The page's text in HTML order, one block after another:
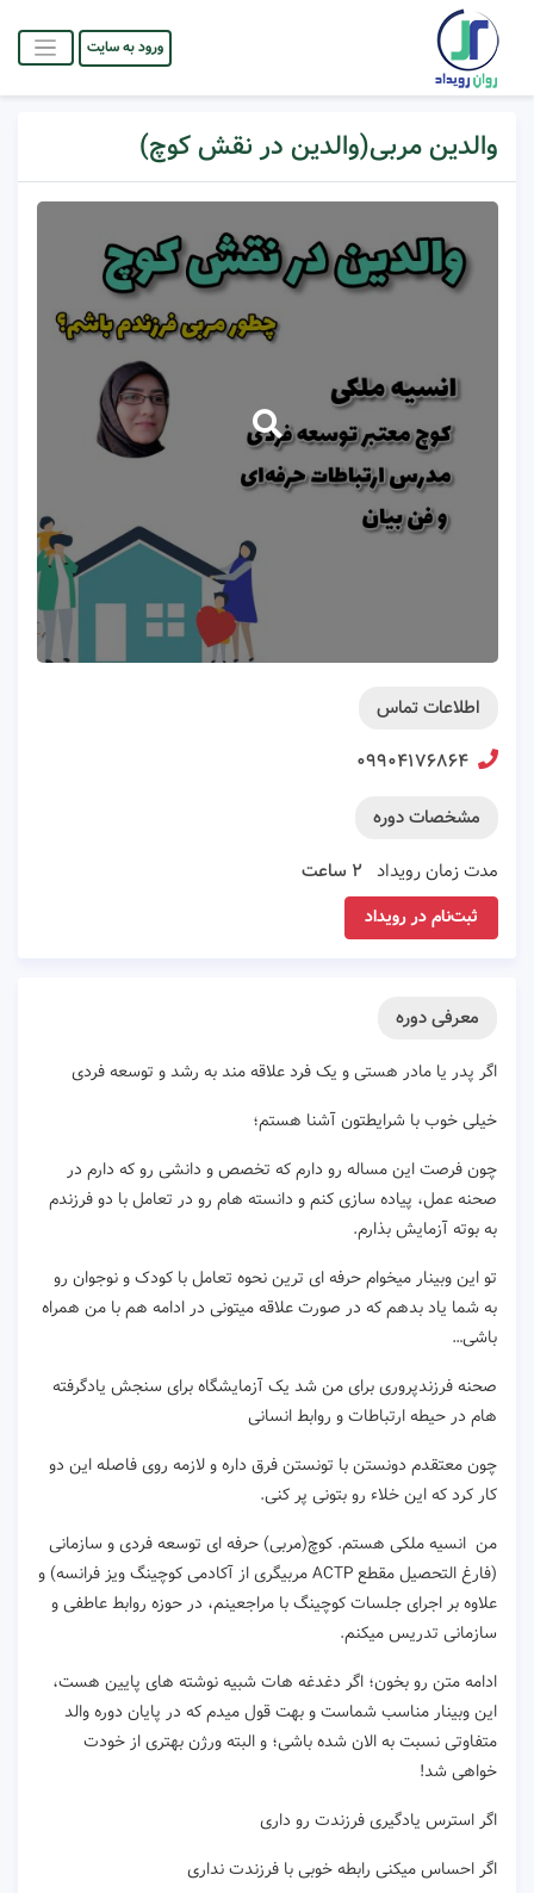
ورود به سایت
والدین مربی(والدین در نقش کوچ)
اطلاعات تماس
۰۹۹۰۴۱۷۶۸۶۴
مشخصات دوره
مدت زمان رویداد ۲ ساعت
ثبت‌نام در رویداد
معرفی دوره
اگر پدر یا مادر هستی و یک فرد علاقه مند به رشد و توسعه فردی
خیلی خوب با شرایطتون آشنا هستم؛
چون فرصت این مساله رو دارم که تخصص و دانشی رو که دارم در
صحنه عمل، پیاده سازی کنم و دانسته هام رو در تعامل با دو فرزندم
به بوته آزمایش بذارم.
تو این وبینار میخوام حرفه ای ترین نحوه تعامل با کودک و نوجوان رو
به شما یاد بدهم که در صورت علاقه میتونی در ادامه هم با من همراه
باشی…
صحنه فرزندپروری برای من شد یک آزمایشگاه برای سنجش یادگرفته
هام در حیطه ارتباطات و روابط انسانی
چون معتقدم دونستن با تونستن فرق داره و لازمه روی فاصله این دو
کار کرد که این خلاء رو بتونی پر کنی.
من انسیه ملکی هستم. کوچ(مربی) حرفه ای توسعه فردی و سازمانی
(فارغ التحصیل مقطع ACTP مربیگری از آکادمی کوچینگ ویز فرانسه) و
علاوه بر اجرای جلسات کوچینگ با مراجعینم، در حوزه روابط عاطفی و
سازمانی تدریس میکنم.
ادامه متن رو بخون؛ اگر دغدغه هات شبیه نوشته های پایین هست،
این وبینار مناسب شماست و بهت قول میدم که در پایان دوره والد
متفاوتی نسبت به الان شده باشی؛ و البته ورژن بهتری از خودت
خواهی شد!
اگر استرس یادگیری فرزندت رو داری
اگر احساس میکنی رابطه خوبی با فرزندت نداری